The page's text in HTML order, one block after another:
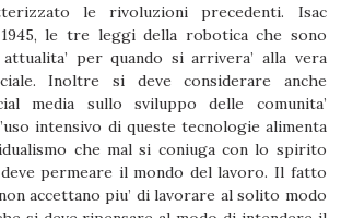
le rivoluzioni precedenti. Isac
1945, le tre leggi della robotica che sono
per quando si arrivera’ alla vera
Inoltre si deve considerare anche
media sullo sviluppo delle comunita’
intensivo di queste tecnologie alimenta
che mal si coniuga con lo spirito
permeare il mondo del lavoro. Il fatto
accettano piu’ di lavorare al solito modo